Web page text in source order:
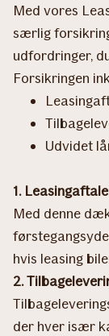
Med vores
særlig
udfordringer,
Forsikringen
Udvidet
1.
Med denne
hvis leasing
2.
der hver især